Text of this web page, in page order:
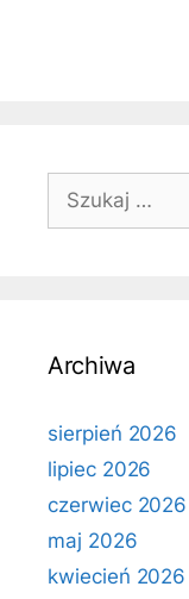
Szukaj:
Archiwa
sierpień 2026
lipiec 2026
czerwiec 2026
maj 2026
kwiecień 2026